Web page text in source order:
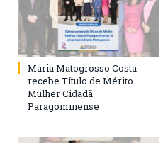
Maria Matogrosso Costa
recebe Título de Mérito
Mulher Cidadã
Paragominense